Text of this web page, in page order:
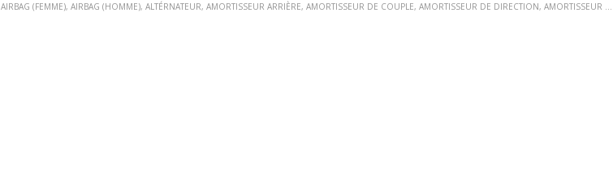
AIRBAG (FEMME), AIRBAG (HOMME), ALTÉRNATEUR, AMORTISSEUR ARRIÈRE, AMORTISSEUR DE COUPLE, AMORTISSEUR DE DIRECTION, AMORTISSEUR DE DIRECTION